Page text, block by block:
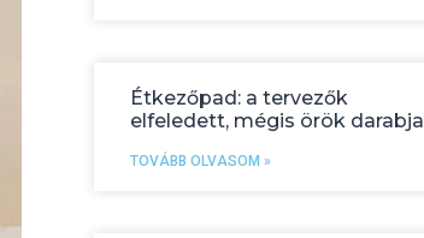
Étkezőpad: a tervezők
elfeledett, mégis örök darabja
TOVÁBB OLVASOM »